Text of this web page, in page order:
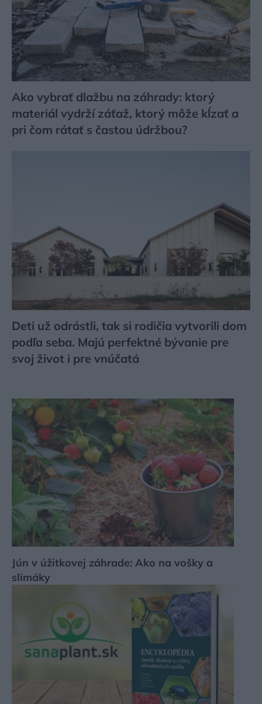
Ako vybrať dlažbu na záhrady: ktorý
materiál vydrží záťaž, ktorý môže kĺzať a
pri čom rátať s častou údržbou?
Deti už odrástli, tak si rodičia vytvorili dom
podľa seba. Majú perfektné bývanie pre
svoj život i pre vnúčatá
Jún v úžitkovej záhrade: Ako na vošky a
slimáky